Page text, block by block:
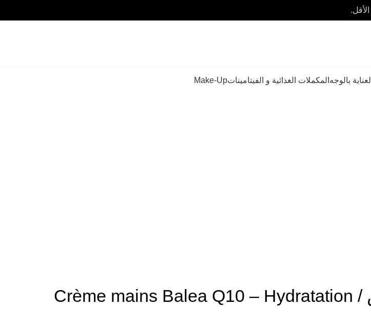
العناية بالوجه المكملات الغذائية و الفيتاميناتMake-Up
كريم اليدين ترطيب عميق وحماية من الشمس / Crème mains Balea Q10 – Hydratation